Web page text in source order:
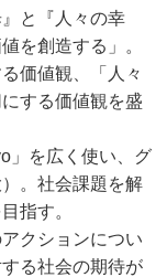
と『人々の幸
を創造する」。
価値観、「人々
する価値観を盛
」を広く使い、グ
。社会課題を解
指す。
クションについ
る社会の期待が